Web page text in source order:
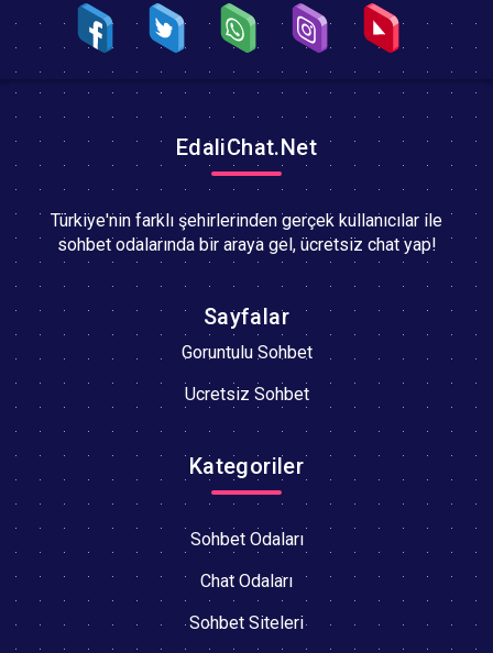
EdaliChat.Net
Türkiye'nin farklı şehirlerinden gerçek kullanıcılar ile
sohbet odalarında bir araya gel, ücretsiz chat yap!
Sayfalar
Goruntulu Sohbet
Ucretsiz Sohbet
Kategoriler
Sohbet Odaları
Chat Odaları
Sohbet Siteleri